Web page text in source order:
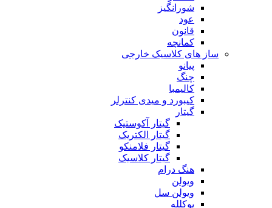
شورانگیز
عود
قانون
کمانچه
ساز های کلاسیک خارجی
پیانو
چنگ
کالیمبا
کیبورد و میدی کنترلر
گیتار
گیتار آکوستیک
گیتار الکتریک
گیتار فلامنکو
گیتار کلاسیک
هنگ درام
ویولن
ویولن سل
یوکلله